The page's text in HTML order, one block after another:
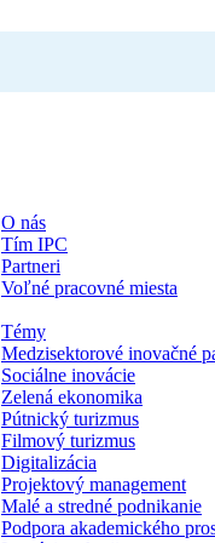
O nás
Tím IPC
Partneri
Voľné pracovné miesta
Témy
Medzisektorové inovačné
Sociálne inovácie
Zelená ekonomika
Pútnický turizmus
Filmový turizmus
Digitalizácia
Projektový management
Malé a stredné podnikanie
Podpora akademického